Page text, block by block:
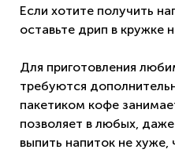
Если хотите получить
оставьте дрип в кружке
Для приготовления
требуются
пакетиком кофе
позволяет в любых,
выпить напиток не